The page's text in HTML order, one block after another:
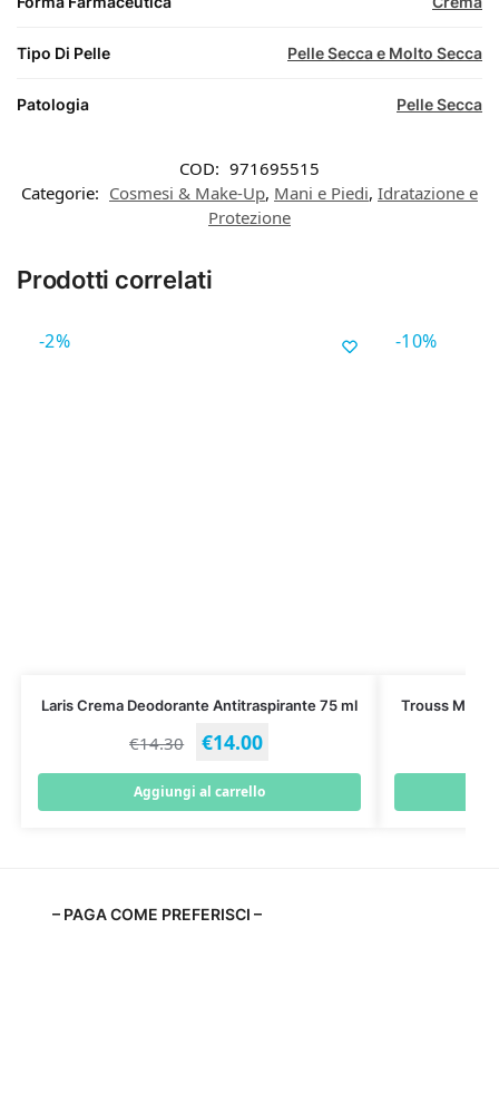
Tipo Di Pelle Pelle Secca e Molto Secca
Patologia Pelle Secca
COD: 971695515
Categorie: Cosmesi & Make-Up, Mani e Piedi, Idratazione e
Protezione
Prodotti correlati
-2%
Laris Crema Deodorante Antitraspirante 75 ml
€14.30 €14.00
Aggiungi al carrello
-10%
Trouss
– PAGA COME PREFERISCI –